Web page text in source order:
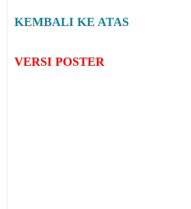
KEMBALI KE ATAS
VERSI POSTER